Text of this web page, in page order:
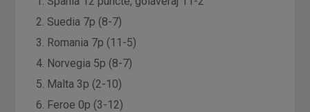
2. Suedia 7p (8-7)
3. Romania 7p (11-5)
4. Norvegia 5p (8-7)
5. Malta 3p (2-10)
6. Feroe 0p (3-12)